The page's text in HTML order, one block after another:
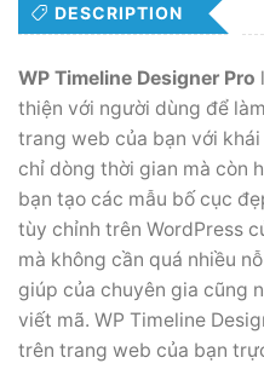
DESCRIPTION
WP Timeline Designer Pro
thiện với người dùng để
trang web của bạn với
chỉ dòng thời gian mà còn
bạn tạo các mẫu bố cục
tùy chỉnh trên WordPress
mà không cần quá nhiều
giúp của chuyên gia cũng
viết mã. WP Timeline
trên trang web của bạn